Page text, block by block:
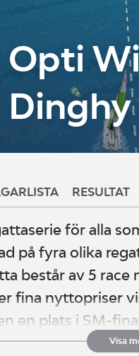
Opti
Dinghy
RESULTAT
för alla
på fyra olika
består av 5
fina nyttopriser
en plats i SM-
Visa